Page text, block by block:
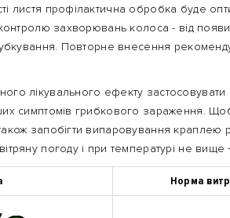
листя профілактична обробка буде
захворювань колоса - від
Повторне внесення
лікувального ефекту застосовувати
симптомів грибкового зараження.
запобігти випаровування краплею
погоду і при температурі не вище
Норма